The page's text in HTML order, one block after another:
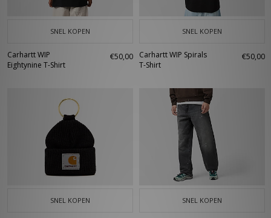
SNEL KOPEN
Carhartt WIP
Eightynine T-Shirt
€50,00
SNEL KOPEN
Carhartt WIP Spirals
T-Shirt
€50,00
SNEL KOPEN SNEL KOPEN